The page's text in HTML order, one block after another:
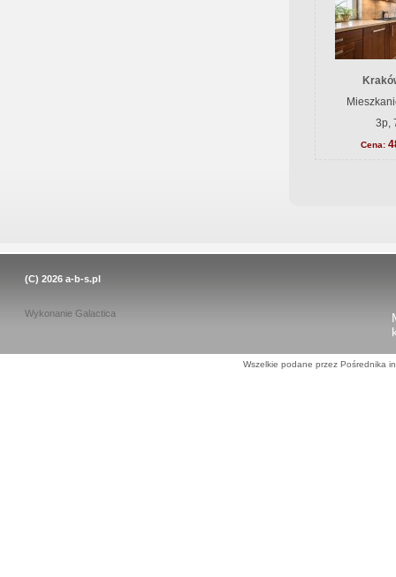
3p,
Cena:
(C) 2026 a-b-s.pl
Wykonanie Galactica
Wszelkie podane przez Pośrednika